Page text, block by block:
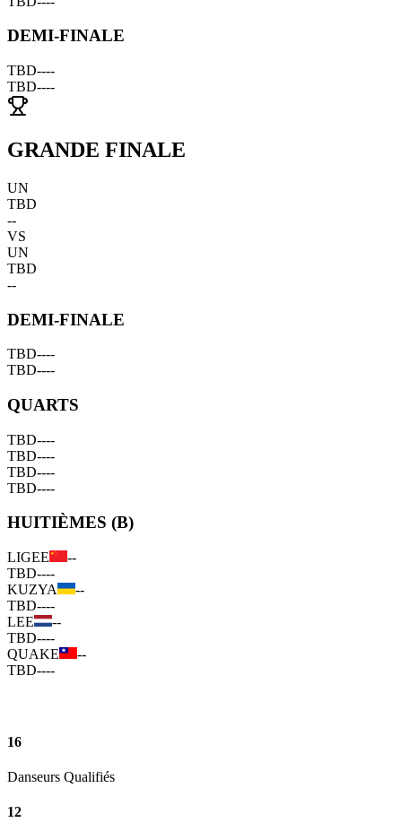
DEMI-FINALE
TBD----
TBD----
GRANDE FINALE
UN
TBD
--
VS
UN
TBD
--
DEMI-FINALE
TBD----
TBD----
QUARTS
TBD----
TBD----
TBD----
TBD----
HUITIÈMES (B)
LIGEE
--
TBD----
KUZYA
--
TBD----
LEE
--
TBD----
QUAKE
--
TBD----
16
Danseurs Qualifiés
12